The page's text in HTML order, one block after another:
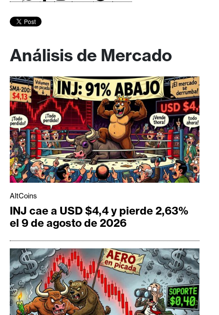
Análisis de Mercado
AltCoins
INJ cae a USD $4,4 y pierde 2,63%
el 9 de agosto de 2026